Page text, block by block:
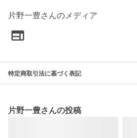
片野一豊さんのメディア
特定商取引法に基づく表記
片野一豊さんの投稿